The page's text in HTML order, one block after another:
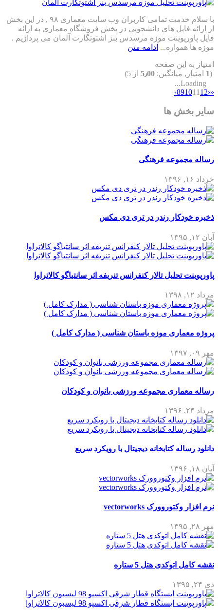
با سلام خدمت تمامی کاربران وب سایت معماری ۹۸ , در این بخش
از ارائه فایل های دانشجویی در بخش فروشگاه معماری به ارائه
فایل پاورپوینت موزه مرسدس بنز اشتوتگارت آلمان می پردازیم .
موزه ها همواره... ادامه متن
امتیاز به این صفحه
(
1 امتیاز, میانگین: 5٫00 از 5)
Loading...
«
‹
891011 12
›
سایر بخش ها
رساله مجموعه فرهنگی
خرداد ۱۶, ۱۳۹۶
ذخیره خودکار رندر در تری دی مکس
آبان ۱۲, ۱۳۹۵
پاورپوینت تحلیل تالار کنفرانس تنریفه اثر سانتیاگو کالاتراوا
مرداد ۱۲, ۱۳۹۸
پروژه معماری موزه باستان شناسی ( مدارک کامل )
مهر ۰۹, ۱۳۹۷
رساله معماری مجموعه ورزشی بانوان و کودکان
مرداد ۲۴, ۱۳۹۶
دانلود رساله کتابخانه دیجیتال با رویکرد سریع
آبان ۱۸, ۱۳۹۶
نرم افزار وکتوروورک vectorworks
مهر ۲۸, ۱۳۹۵
نقشه کامل اتوکدی هتل 5 ستاره
دی ۲۴, ۱۳۹۵